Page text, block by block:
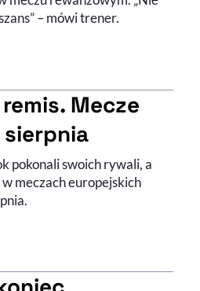
– mówi trener.
Mecze
pokonali swoich rywali, a
meczach europejskich